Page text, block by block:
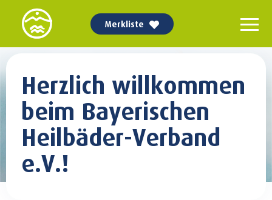
Merkliste
Herzlich willkommen
beim Bayerischen
Heilbäder-Verband
e.V.!